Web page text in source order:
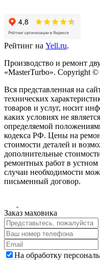
Рейтинг на Yell.ru.
Производство и ремонт
«MasterTurbo». Copyright ©
Вся представленная на
технических
товаров и услуг, носит
каких условиях не
определяемой
кодекса РФ. Цены на
стоимости деталей и
дополнительные
ремонтных работ в
случаи необходимости
письменный договор.
Заказ маховика
На обработку